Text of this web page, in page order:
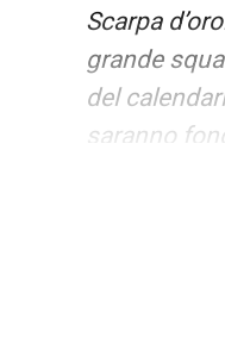
Scarpa
grande
del
saranno